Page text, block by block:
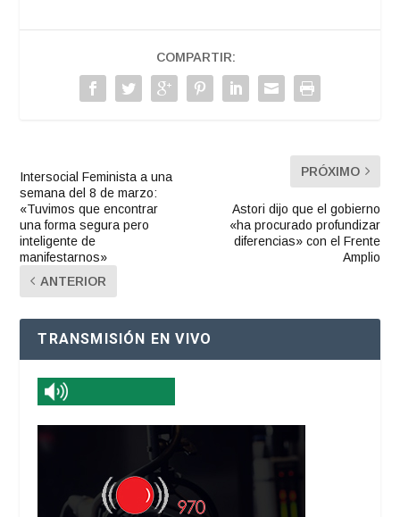
COMPARTIR:
Intersocial Feminista a una
semana del 8 de marzo:
«Tuvimos que encontrar
una forma segura pero
inteligente de
manifestarnos»
ANTERIOR
PRÓXIMO
Astori dijo que el gobierno
«ha procurado profundizar
diferencias» con el Frente
Amplio
TRANSMISIÓN EN VIVO